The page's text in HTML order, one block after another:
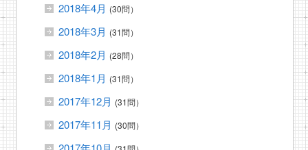
2018年4月 (30問）
2018年3月 (31問）
2018年2月 (28問）
2018年1月 (31問）
2017年12月 (31問）
2017年11月 (30問）